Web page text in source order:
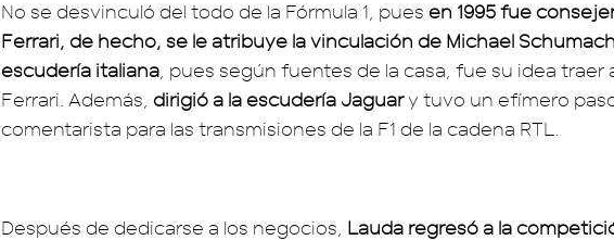
No se desvinculó del todo de la Fórmula 1, pues en 1995 fue
Ferrari, de hecho, se le atribuye la vinculación de Michael
escudería italiana , pues según fuentes de la casa, fue su idea traer
Ferrari. Además, dirigió a la escudería Jaguary tuvo un efímero
comentarista para las transmisiones de la F1 de la cadena RTL.
Después de dedicarse a los negocios, Lauda regresó a la